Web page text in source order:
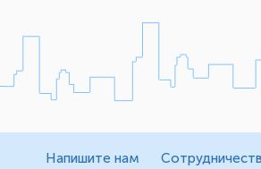
Напишите нам